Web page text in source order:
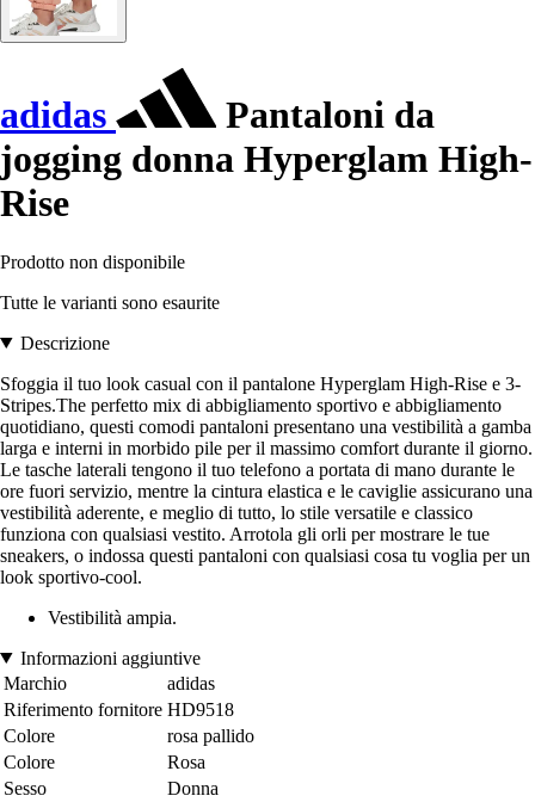
adidas
Pantaloni da
jogging donna Hyperglam High-
Rise
Prodotto non disponibile
Tutte le varianti sono esaurite
Descrizione
Sfoggia il tuo look casual con il pantalone Hyperglam High-Rise e 3-
Stripes.The perfetto mix di abbigliamento sportivo e abbigliamento
quotidiano, questi comodi pantaloni presentano una vestibilità a gamba
larga e interni in morbido pile per il massimo comfort durante il giorno.
Le tasche laterali tengono il tuo telefono a portata di mano durante le
ore fuori servizio, mentre la cintura elastica e le caviglie assicurano una
vestibilità aderente, e meglio di tutto, lo stile versatile e classico
funziona con qualsiasi vestito. Arrotola gli orli per mostrare le tue
sneakers, o indossa questi pantaloni con qualsiasi cosa tu voglia per un
look sportivo-cool.
Vestibilità ampia.
Informazioni aggiuntive
Marchio
adidas
Riferimento fornitore HD9518
Colore
rosa pallido
Colore
Rosa
Sesso
Donna